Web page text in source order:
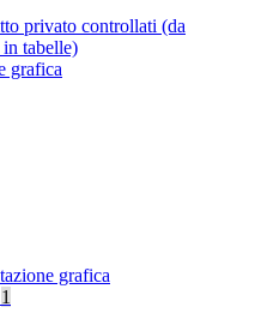
privato controllati (da
tabelle)
grafica
grafica
1